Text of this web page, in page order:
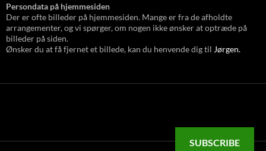
Persondata på hjemmesiden
Der er ofte billeder på hjemmesiden. Mange er fra de afholdte
arrangementer, og vi spørger, om nogen ikke ønsker at optræde på
billeder på siden.
Ønsker du at få fjernet et billede, kan du henvende dig til Jørgen.
SUBSCRIBE